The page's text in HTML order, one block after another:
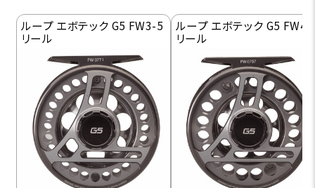
ループ エボテック G5 FW3-5
リール
ループ エボテック G5 FW4-
リール